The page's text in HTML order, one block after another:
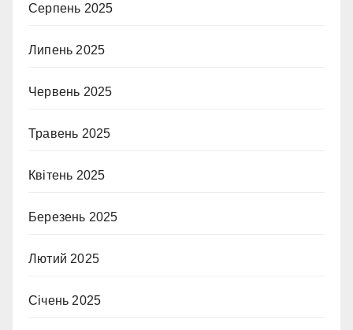
Серпень 2025
Липень 2025
Червень 2025
Травень 2025
Квітень 2025
Березень 2025
Лютий 2025
Січень 2025